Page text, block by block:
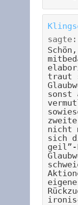
sagte:
traut
sonst
nicht
sich
geil”-